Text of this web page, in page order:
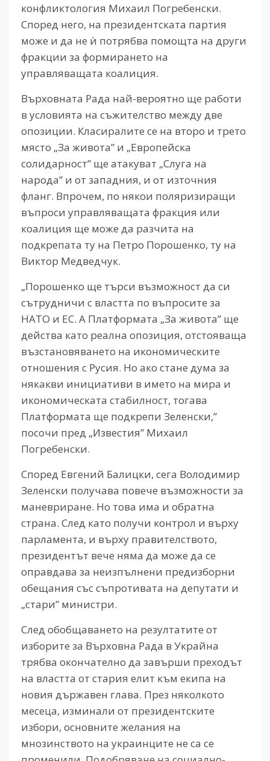
конфликтология Михаил Погребенски.
Според него, на президентската партия
може и да не ѝ потрябва помощта на други
фракции за формирането на
управляващата коалиция.
Върховната Рада най-вероятно ще работи
в условията на съжителство между две
опозиции. Класиралите се на второ и трето
място „За живота” и „Европейска
солидарност” ще атакуват „Слуга на
народа” и от западния, и от източния
фланг. Впрочем, по някои поляризиращи
въпроси управляващата фракция или
коалиция ще може да разчита на
подкрепата ту на Петро Порошенко, ту на
Виктор Медведчук.
„Порошенко ще търси възможност да си
сътрудничи с властта по въпросите за
НАТО и ЕС. А Платформата „За живота” ще
действа като реална опозиция, отстояваща
възстановяването на икономическите
отношения с Русия. Но ако стане дума за
някакви инициативи в името на мира и
икономическата стабилност, тогава
Платформата ще подкрепи Зеленски,”
посочи пред „Известия” Михаил
Погребенски.
Според Евгений Балицки, сега Володимир
Зеленски получава повече възможности за
маневриране. Но това има и обратна
страна. След като получи контрол и върху
парламента, и върху правителството,
президентът вече няма да може да се
оправдава за неизпълнени предизборни
обещания със съпротивата на депутати и
„стари” министри.
След обобщаването на резултатите от
изборите за Върховна Рада в Украйна
трябва окончателно да завърши преходът
на властта от стария елит към екипа на
новия държавен глава. През няколкото
месеца, изминали от президентските
избори, основните желания на
мнозинството на украинците не са се